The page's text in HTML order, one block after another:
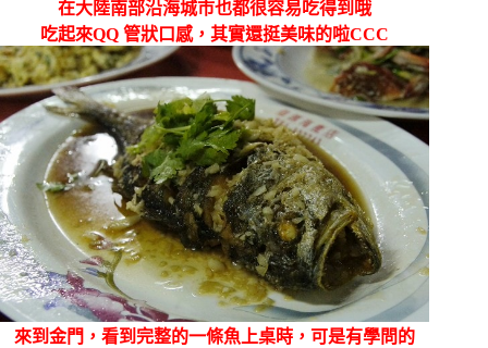
在大陸南部沿海城市也都很容易吃得到哦
吃起來QQ 管狀口感，其實還挺美味的啦CCC
來到金門，看到完整的一條魚上桌時，可是有學問的